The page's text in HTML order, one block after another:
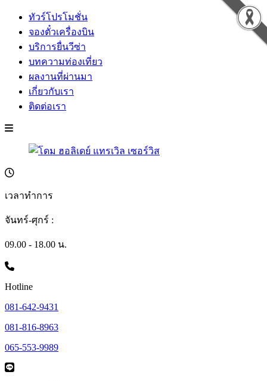
ทัวร์โปรโมชั่น
จองตั๋วเครื่องบิน
บริการยื่นวีซ่า
บทความท่องเที่ยว
ผลงานที่ผ่านมา
เกี่ยวกับเรา
ติดต่อเรา
เวลาทำการ
จันทร์-ศุกร์ :
09.00 - 18.00 น.
Hotline
081-642-9431
081-816-8963
065-553-9989